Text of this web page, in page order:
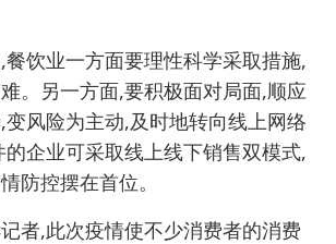
饮业一方面要理性科学采取措施,
。另一方面,要积极面对局面,顺应
风险为主动,及时地转向线上网络
企业可采取线上线下销售双模式,
防控摆在首位。
者,此次疫情使不少消费者的消费